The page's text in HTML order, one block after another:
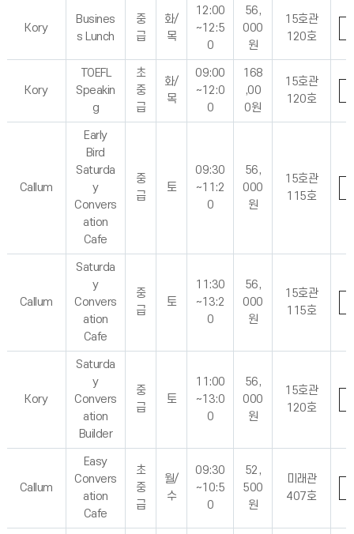
Kory
Busines
s Lunch
중
급
화/
목
12:00
~12:5
0
56,
000
원
15호관
120호
Kory
TOEFL
Speakin
g
초
중
급
화/
목
09:00
~12:0
0
168
,00
0원
15호관
120호
Callum
Early
Bird
Saturda
y
Convers
ation
Cafe
중
급
토
09:30
~11:2
0
56,
000
원
15호관
115호
Callum
Saturda
y
Convers
ation
Cafe
중
급
토
11:30
~13:2
0
56,
000
원
15호관
115호
Kory
Saturda
y
Convers
ation
Builder
중
급
토
11:00
~13:0
0
56,
000
원
15호관
120호
Callum
Easy
Convers
ation
Cafe
초
중
급
월/
수
09:30
~10:5
0
52,
500
원
미래관
407호